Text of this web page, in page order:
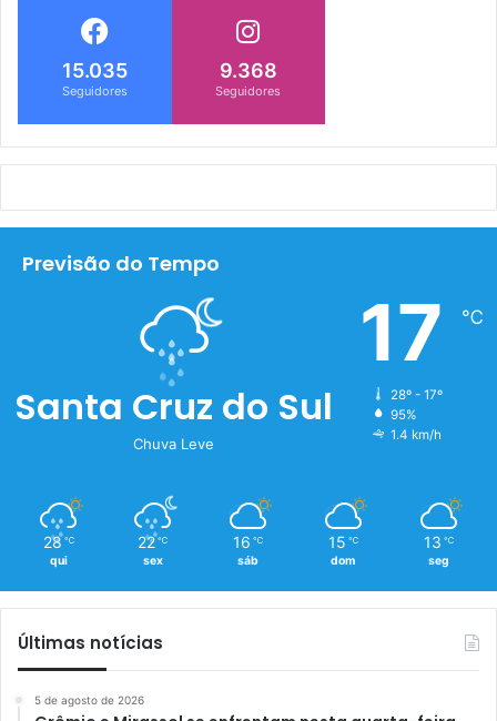
15.035
Seguidores
9.368
Seguidores
Previsão do Tempo
Santa Cruz do Sul
Chuva Leve
17 ℃
28º - 17º
95%
1.4 km/h
28 ℃
qui
22 ℃
sex
16 ℃
sáb
15 ℃
dom
13 ℃
seg
Últimas notícias
5 de agosto de 2026